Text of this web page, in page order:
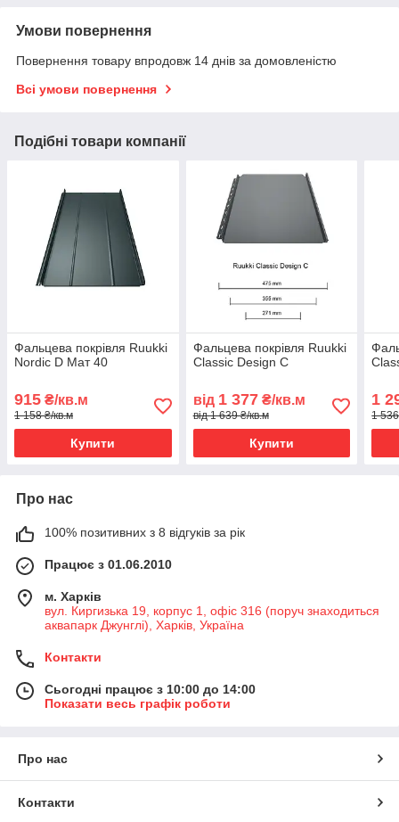
Умови повернення
Повернення товару впродовж 14 днів за домовленістю
Всі умови повернення
Подібні товари компанії
Фальцева покрівля Ruukki
Nordic D Мат 40
915 ₴/кв.м
1 158 ₴/кв.м
Купити
Фальцева покрівля Ruukki
Classic Design C
від 1 377₴/кв.м
від 1 639 ₴/кв.м
Купити
1
1
Про нас
100% позитивних з 8 відгуків за рік
Працює з 01.06.2010
м. Харків
вул. Киргизька 19, корпус 1, офіс 316 (поруч знаходиться
аквапарк Джунглі), Харків, Україна
Контакти
Сьогодні працює з 10:00 до 14:00
Показати весь графік роботи
Про нас
Контакти